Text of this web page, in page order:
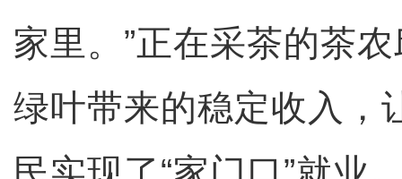
家里。”正在采茶的茶
绿叶带来的稳定收入，